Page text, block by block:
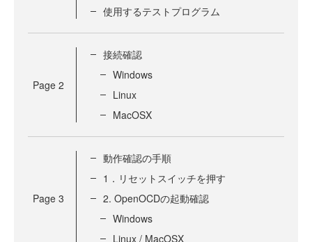
使用するテストプログラム
Page 2
接続確認
Windows
Linux
MacOSX
Page 3
動作確認の手順
1．リセットスイッチを押す
2. OpenOCDの起動確認
Windows
Linux / MacOSX